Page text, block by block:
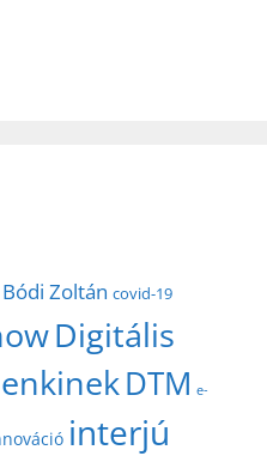
Bódi Zoltán covid-19
Digitális
DTM e-
interjú